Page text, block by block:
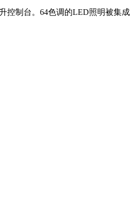
控制台。64色调的LED照明被集成